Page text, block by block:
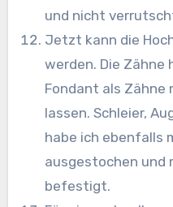
und nicht
Jetzt kann die
werden. Die Zähne
Fondant als Zähne
lassen. Schleier,
habe ich ebenfalls
ausgestochen und
befestigt.